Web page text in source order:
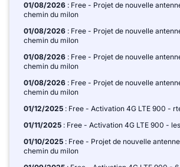
01/08/2026 : Free - Projet de nouvelle
chemin du milon
01/08/2026 : Free - Projet de nouvelle
chemin du milon
01/08/2026 : Free - Projet de nouvelle
chemin du milon
01/08/2026 : Free - Projet de nouvelle
chemin du milon
01/12/2025 : Free - Activation 4G LTE 900 -
01/11/2025 : Free - Activation 4G LTE 900 -
01/10/2025 : Free - Projet de nouvelle
chemin du milon